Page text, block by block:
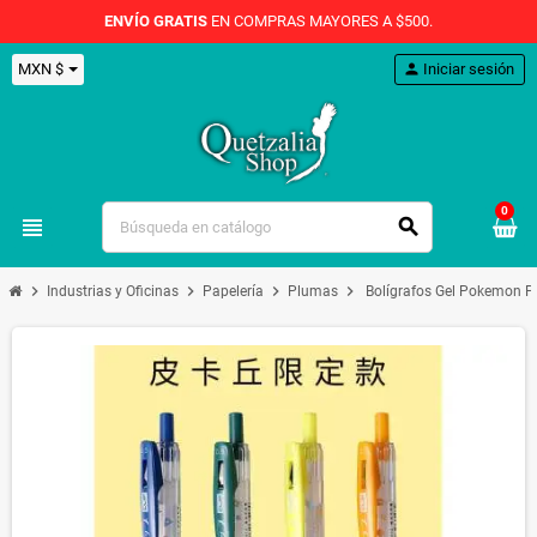
ENVÍO GRATIS EN COMPRAS MAYORES A $500.
MXN $
view_headline search
person Iniciar sesión
0
chevron_right Industrias y Oficinas chevron_right Papelería chevron_right Plumas chevron_right Bolígrafos Gel Pokemon